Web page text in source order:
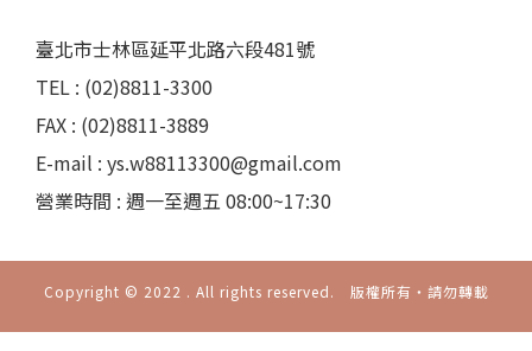
臺北市士林區延平北路六段481號
TEL : (02)8811-3300
FAX : (02)8811-3889
E-mail : ys.w88113300@gmail.com
營業時間 : 週一至週五 08:00~17:30
Copyright © 2022 . All rights reserved. 版權所有‧請勿轉載